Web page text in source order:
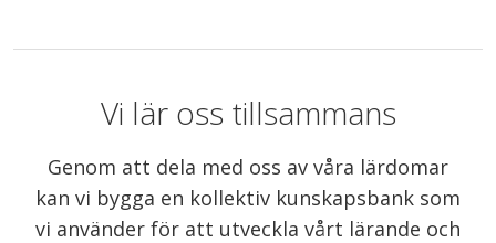
Vi lär oss tillsammans
Genom att dela med oss av våra lärdomar
kan vi bygga en kollektiv kunskapsbank som
vi använder för att utveckla vårt lärande och